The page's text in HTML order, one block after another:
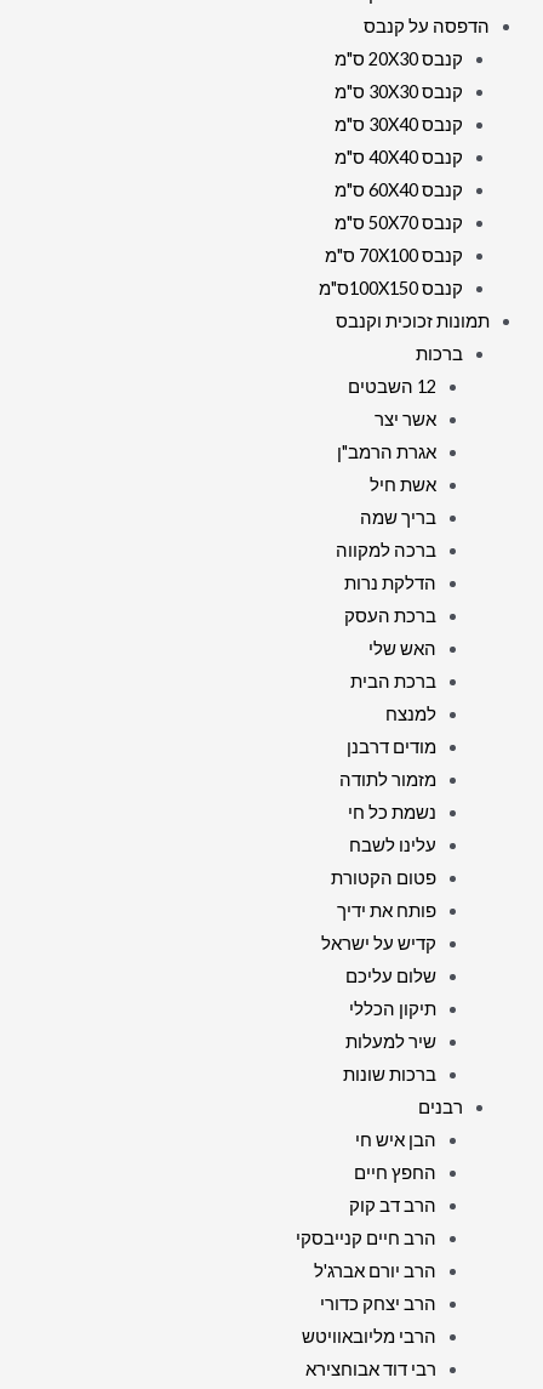
הדפסה על קנבס
קנבס 20X30 ס"מ
קנבס 30X30 ס"מ
קנבס 30X40 ס"מ
קנבס 40X40 ס"מ
קנבס 60X40 ס"מ
קנבס 50X70 ס"מ
קנבס 70X100 ס"מ
קנבס 100X150ס"מ
תמונות זכוכית וקנבס
ברכות
12 השבטים
אשר יצר
אגרת הרמב"ן
אשת חיל
בריך שמה
ברכה למקווה
הדלקת נרות
ברכת העסק
האש שלי
ברכת הבית
למנצח
מודים דרבנן
מזמור לתודה
נשמת כל חי
עלינו לשבח
פטום הקטורת
פותח את ידיך
קדיש על ישראל
שלום עליכם
תיקון הכללי
שיר למעלות
ברכות שונות
רבנים
הבן איש חי
החפץ חיים
הרב דב קוק
הרב חיים קנייבסקי
הרב יורם אברג'ל
הרב יצחק כדורי
הרבי מליובאוויטש
רבי דוד אבוחצירא